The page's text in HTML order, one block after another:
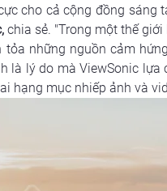
cho cả cộng đồng sáng
chia sẻ. "Trong một thế
tỏa những nguồn cảm
là lý do mà ViewSonic lựa
hạng mục nhiếp ảnh và